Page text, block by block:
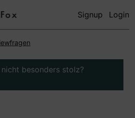
Signup Login
besonders stolz?